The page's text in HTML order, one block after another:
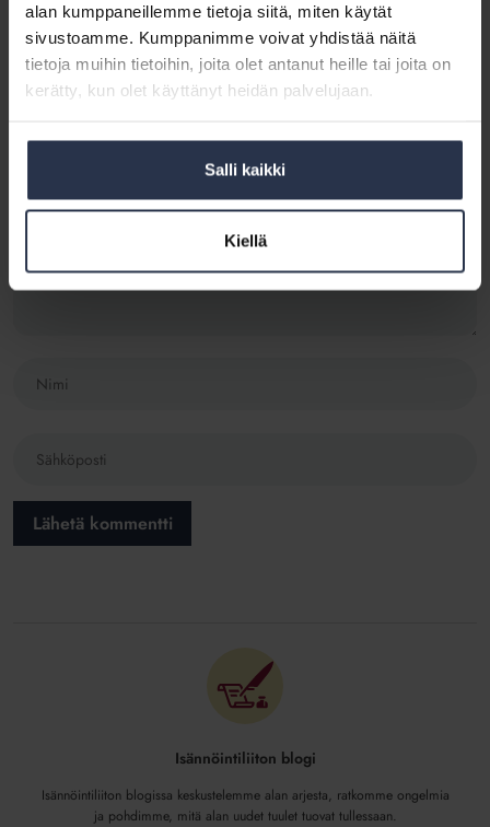
alan kumppaneillemme tietoja siitä, miten käytät
sivustoamme. Kumppanimme voivat yhdistää näitä
tietoja muihin tietoihin, joita olet antanut heille tai joita on
kerätty, kun olet käyttänyt heidän palvelujaan.
Salli kaikki
Kiellä
Kirjoita kommentti
Hienoa, että haluat jakaa omia kokemuksiasi! Pysy kuitenkin asiassa ja huomioi,
että kommenttien tulee liittyä blogikirjoituksen aihepiiriin. Karsimme etukäteen
mm. kaikki alatyyliset kommentit, mainokset sekä tietenkin laittomat sisällöt.
Isännöintiliiton blogi
Isännöintiliiton blogissa keskustelemme alan arjesta, ratkomme ongelmia
ja pohdimme, mitä alan uudet tuulet tuovat tullessaan.